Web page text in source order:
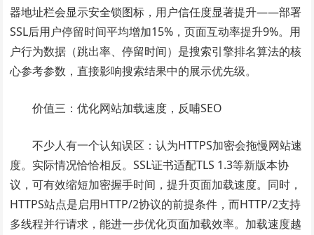
器地址栏会显示安全锁图标，用户信任度显著提升——部署
SSL后用户停留时间平均增加15%，页面互动率提升9%。用
户行为数据（跳出率、停留时间）是搜索引擎排名算法的核
心参考参数，直接影响搜索结果中的展示优先级。
价值三：优化网站加载速度，反哺SEO
不少人有一个认知误区：认为HTTPS加密会拖慢网站速
度。实际情况恰恰相反。SSL证书适配TLS 1.3等新版本协
议，可有效缩短加密握手时间，提升页面加载速度。同时，
HTTPS站点是启用HTTP/2协议的前提条件，而HTTP/2支持
多线程并行请求，能进一步优化页面加载效率。加载速度越